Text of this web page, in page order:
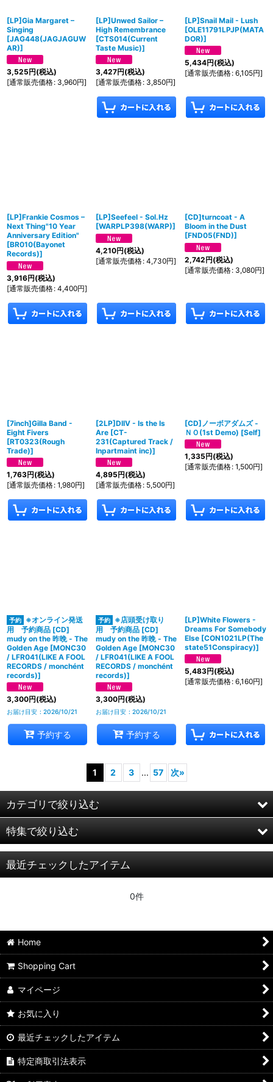
[LP]Gia Margaret –
Singing
[JAG448(JAGJAGUW
AR)]
3,525円(税込)
[通常販売価格: 3,960円]
[LP]Unwed Sailor –
High Remembrance
[CTS014(Current
Taste Music)]
3,427円(税込)
[通常販売価格: 3,850円]
[LP]Snail Mail - Lush
[OLE11791LPJP(MATA
DOR)]
5,434円(税込)
[通常販売価格: 6,105円]
[LP]Frankie Cosmos –
Next Thing"10 Year
Anniversary Edition"
[BR010(Bayonet
Records)]
3,916円(税込)
[通常販売価格: 4,400円]
[LP]Seefeel - Sol.Hz
[WARPLP398(WARP)]
4,210円(税込)
[通常販売価格: 4,730円]
[CD]turncoat - A
Bloom in the Dust
[FND05(FND)]
2,742円(税込)
[通常販売価格: 3,080円]
[7inch]Gilla Band -
Eight Fivers
[RT0323(Rough
Trade)]
1,763円(税込)
[通常販売価格: 1,980円]
[2LP]DIIV - Is the Is
Are [CT-
231(Captured Track /
Inpartmaint inc)]
4,895円(税込)
[通常販売価格: 5,500円]
[CD]ノーボアダムズ -
ＮＯ(1st Demo) [Self]
1,335円(税込)
[通常販売価格: 1,500円]
※オンライン発送
用 予約商品 [CD]
mudy on the 昨晩 - The
Golden Age [MONC30
/ LFR041(LIKE A FOOL
RECORDS / monchént
records)]
3,300円(税込)
お届け目安 : 2026/10/21
予約する
※店頭受け取り
用 予約商品 [CD]
mudy on the 昨晩 - The
Golden Age [MONC30
/ LFR041(LIKE A FOOL
RECORDS / monchént
records)]
3,300円(税込)
お届け目安 : 2026/10/21
予約する
[LP]White Flowers -
Dreams For Somebody
Else [CON1021LP(The
state51Conspiracy)]
5,483円(税込)
[通常販売価格: 6,160円]
1 2 3 ... 57 次»
カテゴリで絞り込む
Japanese
Overseas
On Sale:！！
特集で絞り込む
80’s/90’s名作(LP)
restock
Polyvinyl Records
Dischord Records / Lovitt Records
Delta Sleep
Superchunk！！ / Merge Records
最近チェックしたアイテム
0件
Home
Shopping Cart
マイページ
お気に入り
最近チェックしたアイテム
特定商取引法表示